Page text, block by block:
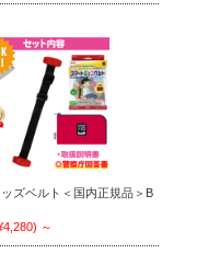
ズベルト＜国内正規品＞B
～